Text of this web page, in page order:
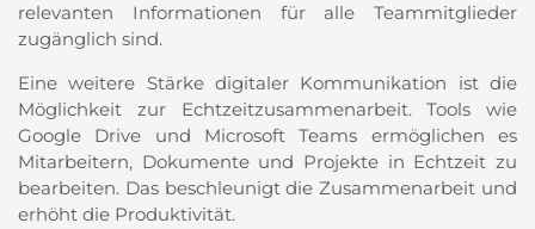
relevanten Informationen für alle Teammitglieder
zugänglich sind.
Eine weitere Stärke digitaler Kommunikation ist die
Möglichkeit zur Echtzeitzusammenarbeit. Tools wie
Google Drive und Microsoft Teams ermöglichen es
Mitarbeitern, Dokumente und Projekte in Echtzeit zu
bearbeiten. Das beschleunigt die Zusammenarbeit und
erhöht die Produktivität.